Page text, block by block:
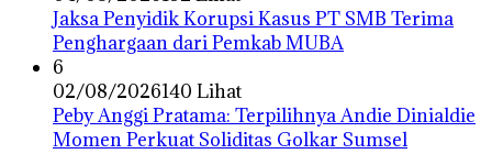
Jaksa Penyidik Korupsi Kasus PT SMB Terima
Penghargaan dari Pemkab MUBA
6
02/08/2026140 Lihat
Peby Anggi Pratama: Terpilihnya Andie Dinialdie
Momen Perkuat Soliditas Golkar Sumsel